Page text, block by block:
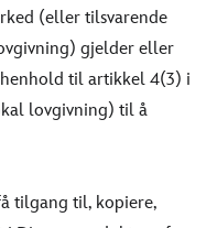
(eller tilsvarende
gjelder eller
til artikkel 4(3) i
lovgivning) til å
tilgang til, kopiere,